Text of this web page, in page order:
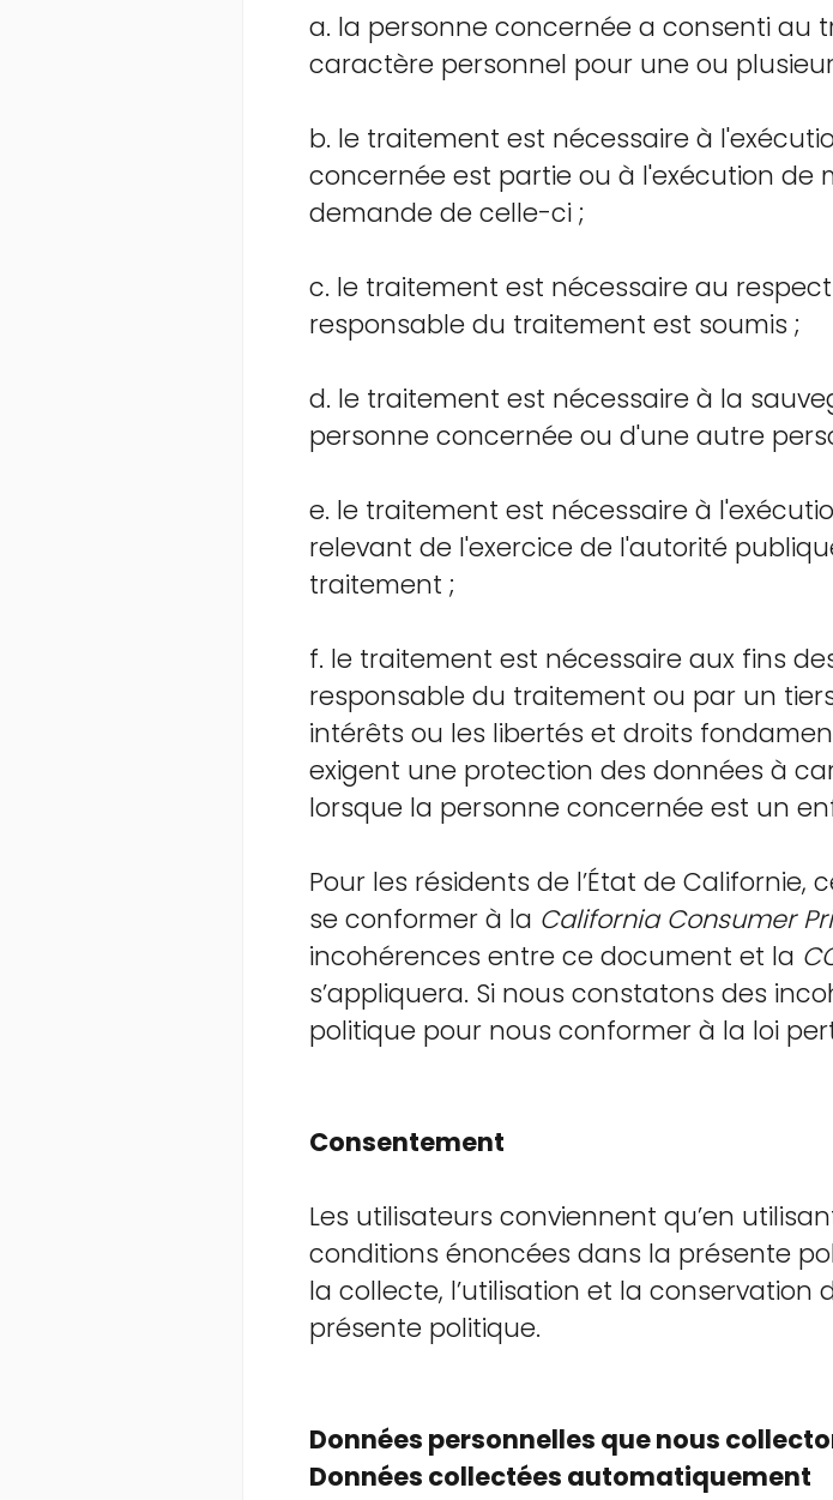
a. la personne concernée a consenti au
caractère personnel pour une ou
b. le traitement est nécessaire à
concernée est partie ou à l'exécution de
demande de celle-ci ;
c. le traitement est nécessaire au
responsable du traitement est soumis ;
d. le traitement est nécessaire à la
personne concernée ou d'une autre
e. le traitement est nécessaire à
relevant de l'exercice de l'autorité
traitement ;
f. le traitement est nécessaire aux fins
responsable du traitement ou par un
intérêts ou les libertés et droits
exigent une protection des données à
lorsque la personne concernée est un
Pour les résidents de l’État de
se conformer à la California Consumer
incohérences entre ce document et la
s’appliquera. Si nous constatons des
politique pour nous conformer à la loi
Consentement
Les utilisateurs conviennent qu’en
conditions énoncées dans la présente
la collecte, l’utilisation et la
présente politique.
Données personnelles que nous
Données collectées automatiquement